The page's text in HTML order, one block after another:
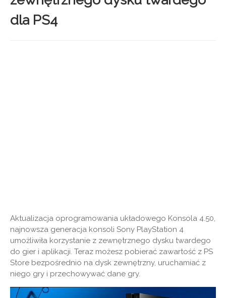
dla PS4
Aktualizacja oprogramowania układowego Konsola 4.50,
najnowsza generacja konsoli Sony PlayStation 4
umożliwiła korzystanie z zewnętrznego dysku twardego
do gier i aplikacji. Teraz możesz pobierać zawartość z PS
Store bezpośrednio na dysk zewnętrzny, uruchamiać z
niego gry i przechowywać dane gry.